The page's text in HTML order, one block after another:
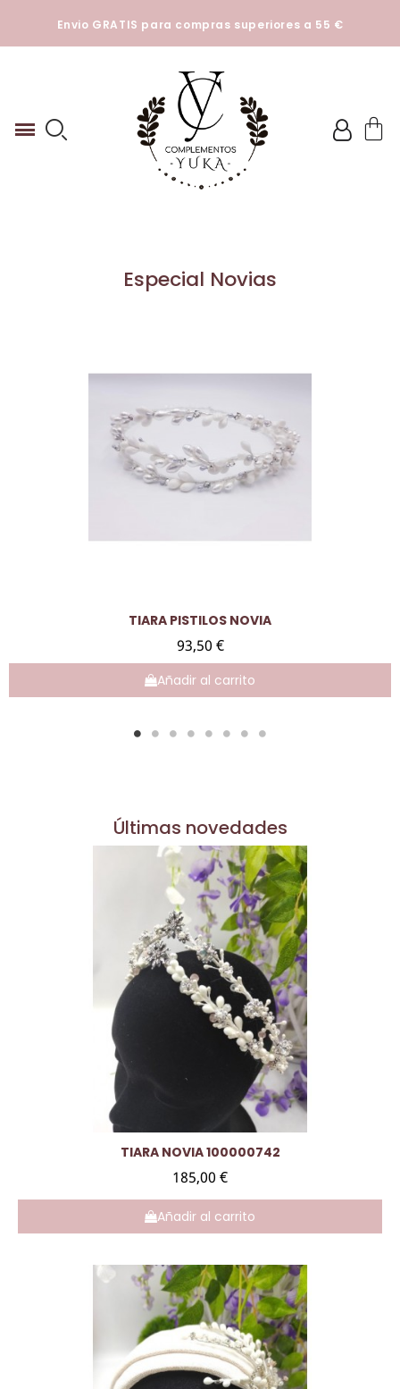
podamos mejorar su experiencia en nuestros sitios.
VerPolitica de cookies
Envio GRATIS para compras superiores a 55 €
Especial Novias
Vista rápida
TIARA PISTILOS NOVIA
93,50 €
Añadir al carrito
Últimas novedades
Vista rápida
TIARA NOVIA 100000742
185,00 €
Añadir al carrito